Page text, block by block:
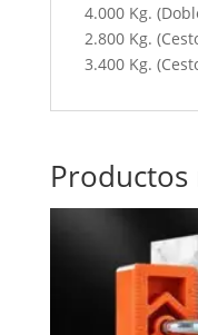
4.000 Kg.
2.800 Kg.
3.400 Kg.